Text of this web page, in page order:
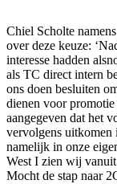
Chiel Scholte
over deze keuze:
interesse hadden
als TC direct intern
ons doen besluiten
dienen voor
aangegeven dat het
vervolgens uitkomen
namelijk in onze
West I zien wij
Mocht de stap naar